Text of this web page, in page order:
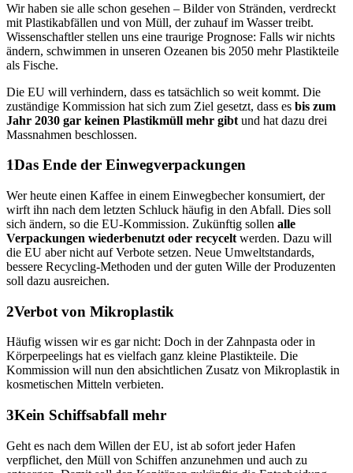
Wir haben sie alle schon gesehen – Bilder von Stränden, verdreckt
mit Plastikabfällen und von Müll, der zuhauf im Wasser treibt.
Wissenschaftler stellen uns eine traurige Prognose: Falls wir nichts
ändern, schwimmen in unseren Ozeanen bis 2050 mehr Plastikteile
als Fische.
Die EU will verhindern, dass es tatsächlich so weit kommt. Die
zuständige Kommission hat sich zum Ziel gesetzt, dass es bis zum
Jahr 2030 gar keinen Plastikmüll mehr gibt und hat dazu drei
Massnahmen beschlossen.
Das Ende der Einwegverpackungen
Wer heute einen Kaffee in einem Einwegbecher konsumiert, der
wirft ihn nach dem letzten Schluck häufig in den Abfall. Dies soll
sich ändern, so die EU-Kommission. Zukünftig sollen alle
Verpackungen wiederbenutzt oder recycelt werden. Dazu will
die EU aber nicht auf Verbote setzen. Neue Umweltstandards,
bessere Recycling-Methoden und der guten Wille der Produzenten
soll dazu ausreichen.
Verbot von Mikroplastik
Häufig wissen wir es gar nicht: Doch in der Zahnpasta oder in
Körperpeelings hat es vielfach ganz kleine Plastikteile. Die
Kommission will nun den absichtlichen Zusatz von Mikroplastik in
kosmetischen Mitteln verbieten.
Kein Schiffsabfall mehr
Geht es nach dem Willen der EU, ist ab sofort jeder Hafen
verpflichet, den Müll von Schiffen anzunehmen und auch zu